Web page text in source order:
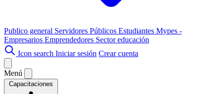
Publico general Servidores Públicos Estudiantes Mypes -
Empresarios Emprendedores Sector educación
Icon search Iniciar sesión Crear cuenta
Menú
Capacitaciones